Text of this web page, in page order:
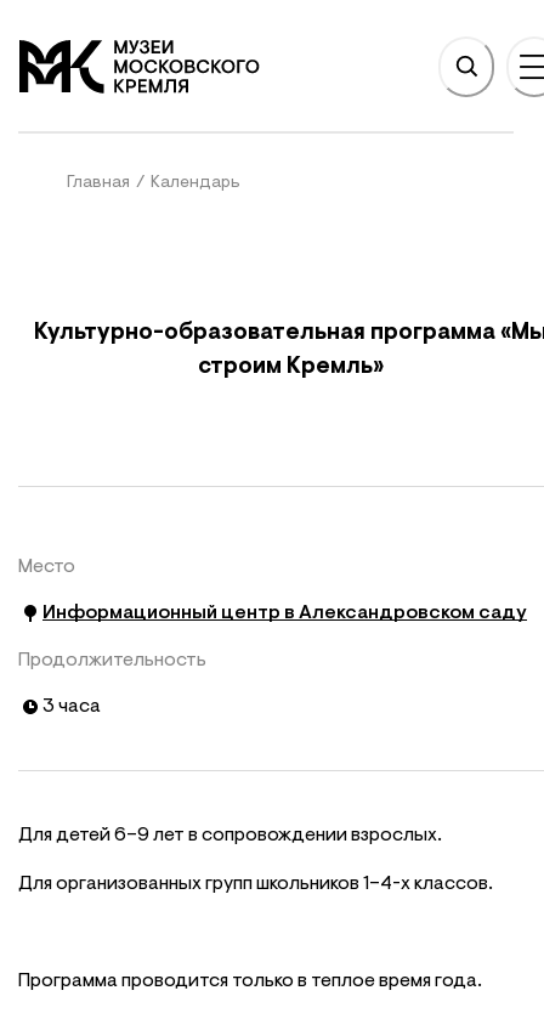
На главную
Главная / Календарь
Культурно-образовательная программа
строим Кремль»
Место
Информационный центр в Александровском саду
Продолжительность
3 часа
Для детей 6–9 лет в сопровождении взрослых.
Для организованных групп школьников 1–4-х классов.
Программа проводится только в теплое время года.